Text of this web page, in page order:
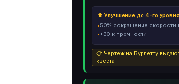
⬆ Улучшение до 4-го уровня
50% сокращение скорости
+30 к прочности
📋 Чертеж на Бурлетту
квеста